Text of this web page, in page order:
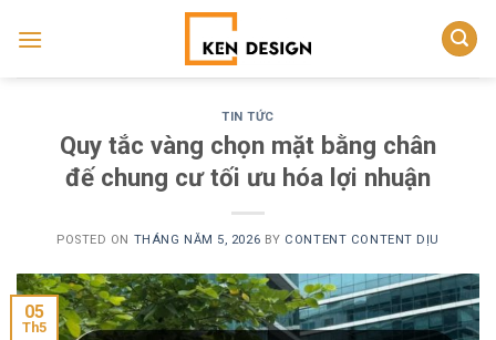
TIN TỨC
Quy tắc vàng chọn mặt bằng chân
đế chung cư tối ưu hóa lợi nhuận
POSTED ON THÁNG NĂM 5, 2026 BY CONTENT CONTENT DỊU
05
Th5